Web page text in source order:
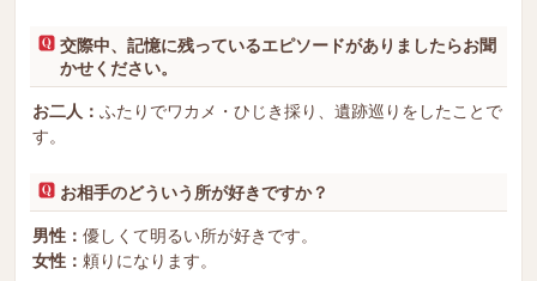
交際中、記憶に残っているエピソードがありましたらお聞
かせください。
お二人： ふたりでワカメ・ひじき採り、遺跡巡りをしたことで
す。
お相手のどういう所が好きですか？
男性： 優しくて明るい所が好きです。
女性： 頼りになります。